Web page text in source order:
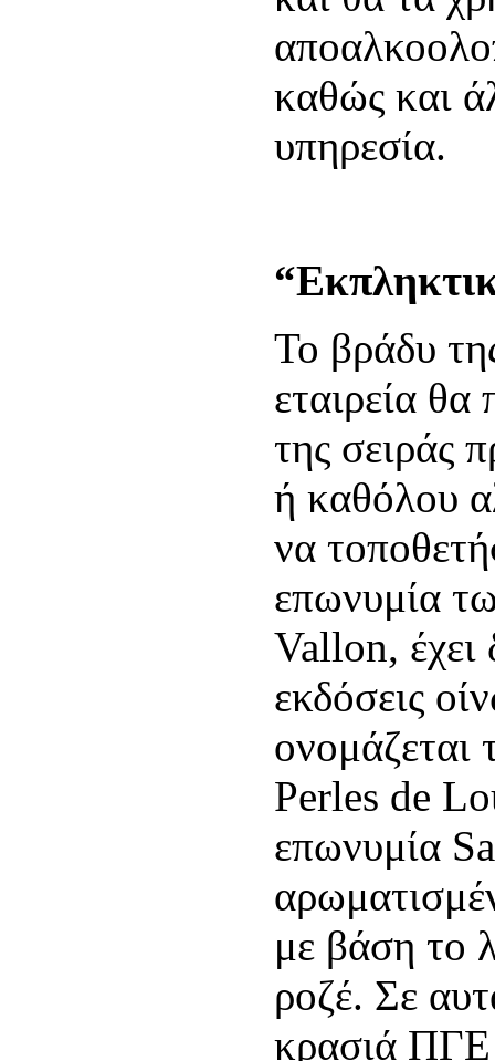
καθώς και
υπηρεσία.
Το βράδυ
εταιρεία θα
της σειράς
ή καθόλου
να
επωνυμία
Vallon, έχει
εκδόσεις
ονομάζεται
Perles de
επωνυμία
με βάση το
ροζέ. Σε
κρασιά